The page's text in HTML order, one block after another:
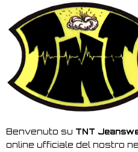
Benvenuto su TNT
online ufficiale del nostro